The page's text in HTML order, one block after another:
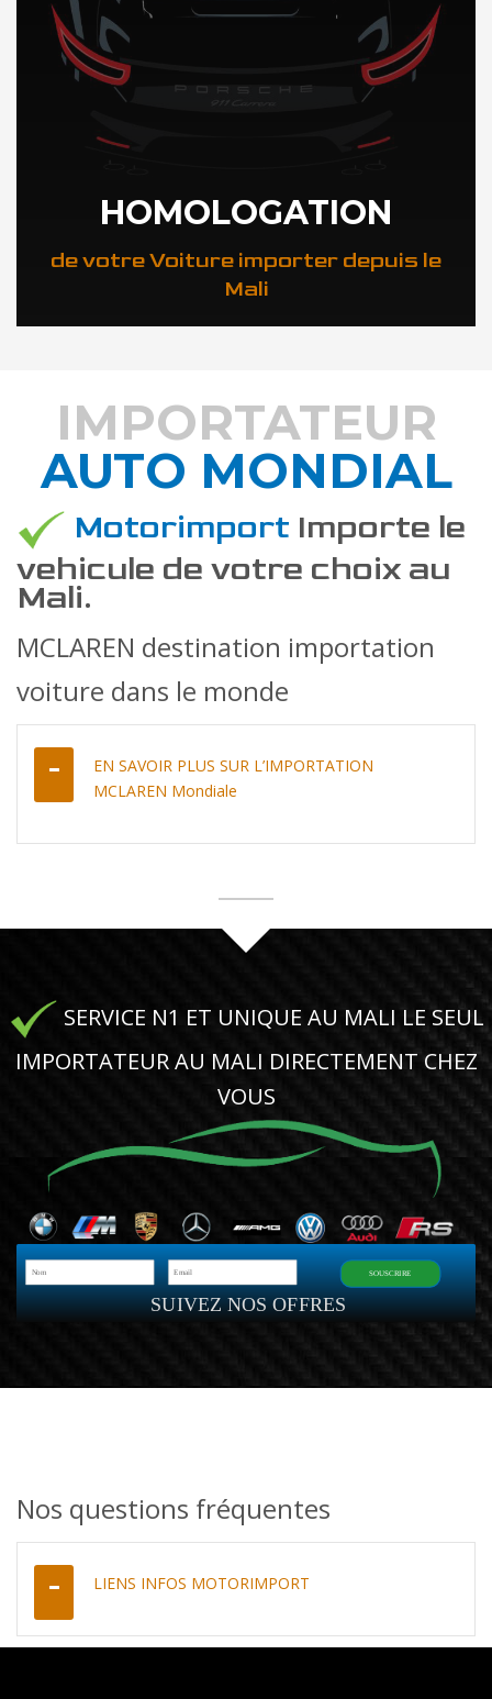
HOMOLOGATION
de votre Voiture importer depuis le
Mali
DÉCOUVREZ COMMENT
IMPORTATEUR
AUTO MONDIAL
Motorimport Importe le
vehicule de votre choix au
Mali.
MCLAREN destination importation
voiture dans le monde
EN SAVOIR PLUS SUR L’IMPORTATION
MCLAREN Mondiale
SERVICE N1 ET UNIQUE AU MALI LE SEUL
IMPORTATEUR AU MALI DIRECTEMENT CHEZ
VOUS
SUIVEZ NOS OFFRES
SOUSCRIRE
Nos questions fréquentes
LIENS INFOS MOTORIMPORT